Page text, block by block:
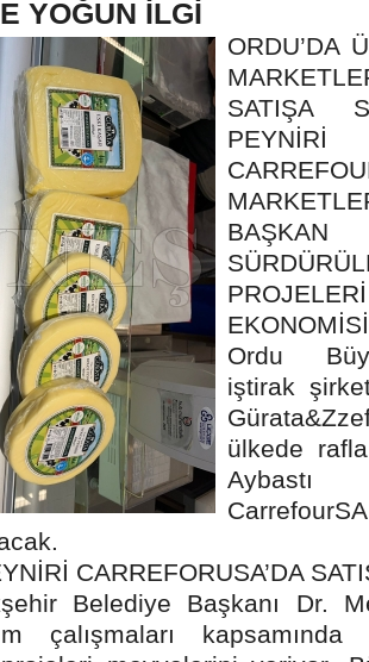
YOĞUN İLGİ
ORDU’DA
SATIŞA
Ordu
iştirak
ülkede
Aybastı
CARREFORUSA’DA
Belediye Başkanı Dr.
çalışmaları kapsamında